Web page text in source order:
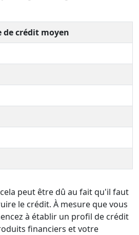
de crédit moyen
peut être dû au fait qu'il faut
le crédit. À mesure que vous
à établir un profil de crédit
financiers et votre